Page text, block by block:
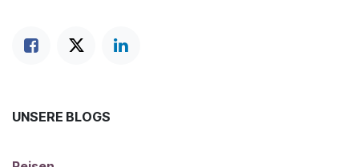
UNSERE BLOGS